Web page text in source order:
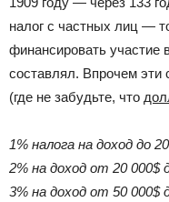
налог с частных лиц —
финансировать участие
составлял. Впрочем эти
(где не забудьте, что
1% налога на доход до
2% на доход от 20 000$
3% на доход от 50 000$